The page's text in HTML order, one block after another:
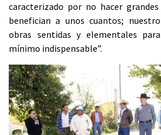
caracterizado por no hacer
benefician a unos cuantos;
obras sentidas y elementales
mínimo indispensable”.